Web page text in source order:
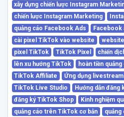
xây dựng chiến lược Instagram
chiến lược Instagram Marketing
quảng cáo Facebook Ads
Facebook
cài pixel TikTok vào website
website
pixel TikTok
TikTok Pixel
chiến
lên xu hướng TikTok
hoàn tiền
TikTok Affiliate
Ứng dụng livestream
TikTok Live Studio
Hướng dẫn đăng
đăng ký TikTok Shop
Kinh nghiệm
quảng cáo trên TikTok cơ bản